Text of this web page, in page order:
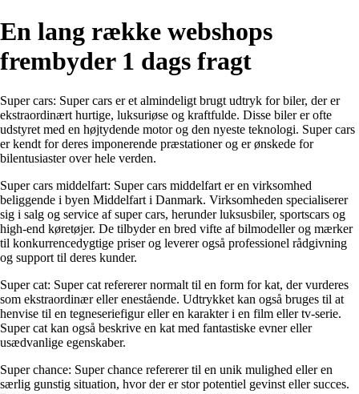
En lang række webshops
frembyder 1 dags fragt
Super cars: Super cars er et almindeligt brugt udtryk for biler, der er
ekstraordinært hurtige, luksuriøse og kraftfulde. Disse biler er ofte
udstyret med en højtydende motor og den nyeste teknologi. Super cars
er kendt for deres imponerende præstationer og er ønskede for
bilentusiaster over hele verden.
Super cars middelfart: Super cars middelfart er en virksomhed
beliggende i byen Middelfart i Danmark. Virksomheden specialiserer
sig i salg og service af super cars, herunder luksusbiler, sportscars og
high-end køretøjer. De tilbyder en bred vifte af bilmodeller og mærker
til konkurrencedygtige priser og leverer også professionel rådgivning
og support til deres kunder.
Super cat: Super cat refererer normalt til en form for kat, der vurderes
som ekstraordinær eller enestående. Udtrykket kan også bruges til at
henvise til en tegneseriefigur eller en karakter i en film eller tv-serie.
Super cat kan også beskrive en kat med fantastiske evner eller
usædvanlige egenskaber.
Super chance: Super chance refererer til en unik mulighed eller en
særlig gunstig situation, hvor der er stor potentiel gevinst eller succes.